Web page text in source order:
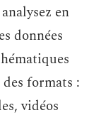
en
données
formats :
vidéos